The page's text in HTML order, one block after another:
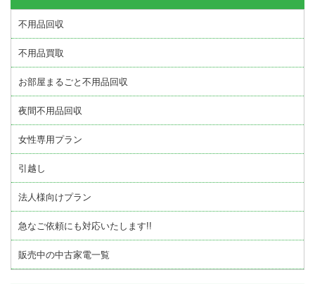
不用品回収
不用品買取
お部屋まるごと不用品回収
夜間不用品回収
女性専用プラン
引越し
法人様向けプラン
急なご依頼にも対応いたします!!
販売中の中古家電一覧